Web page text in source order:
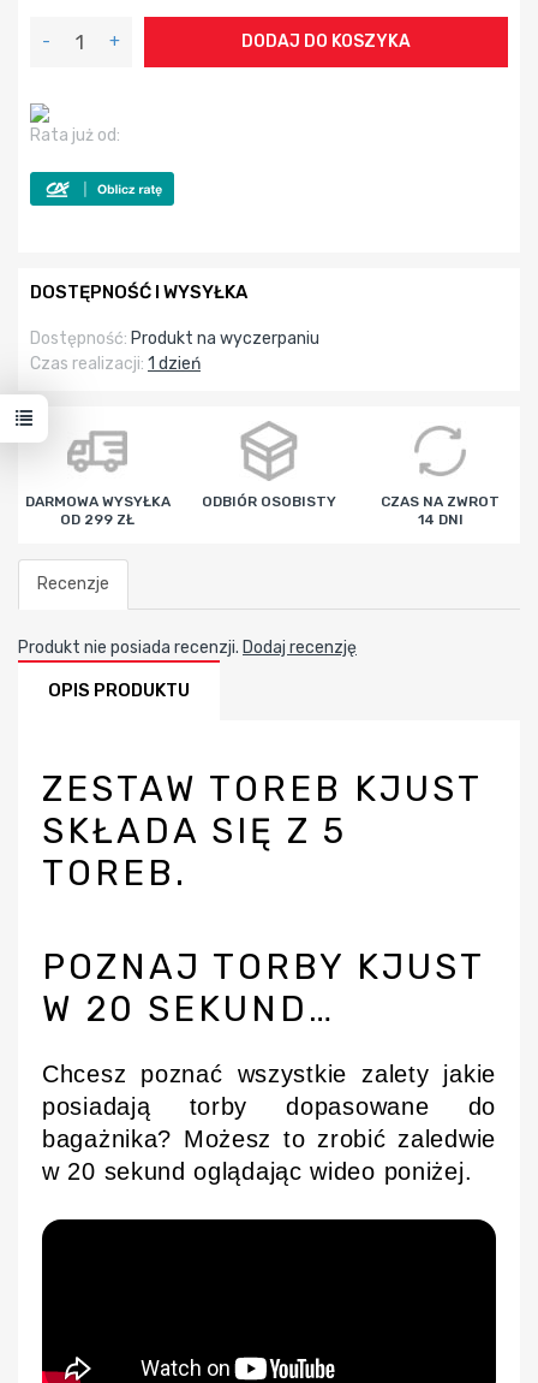
- + DODAJ DO KOSZYKA
Rata już od:
DOSTĘPNOŚĆ I WYSYŁKA
Dostępność: Produkt na wyczerpaniu
Czas realizacji: 1 dzień
DARMOWA WYSYŁKA
OD 299 ZŁ
ODBIÓR OSOBISTY
CZAS NA ZWROT
14 DNI
Recenzje
Produkt nie posiada recenzji. Dodaj recenzję
OPIS PRODUKTU
ZESTAW TOREB KJUST
SKŁADA SIĘ Z 5
TOREB.
POZNAJ TORBY KJUST
W 20 SEKUND…
Chcesz poznać wszystkie zalety jakie
posiadają torby dopasowane do
bagażnika? Możesz to zrobić zaledwie
w 20 sekund oglądając wideo poniżej.